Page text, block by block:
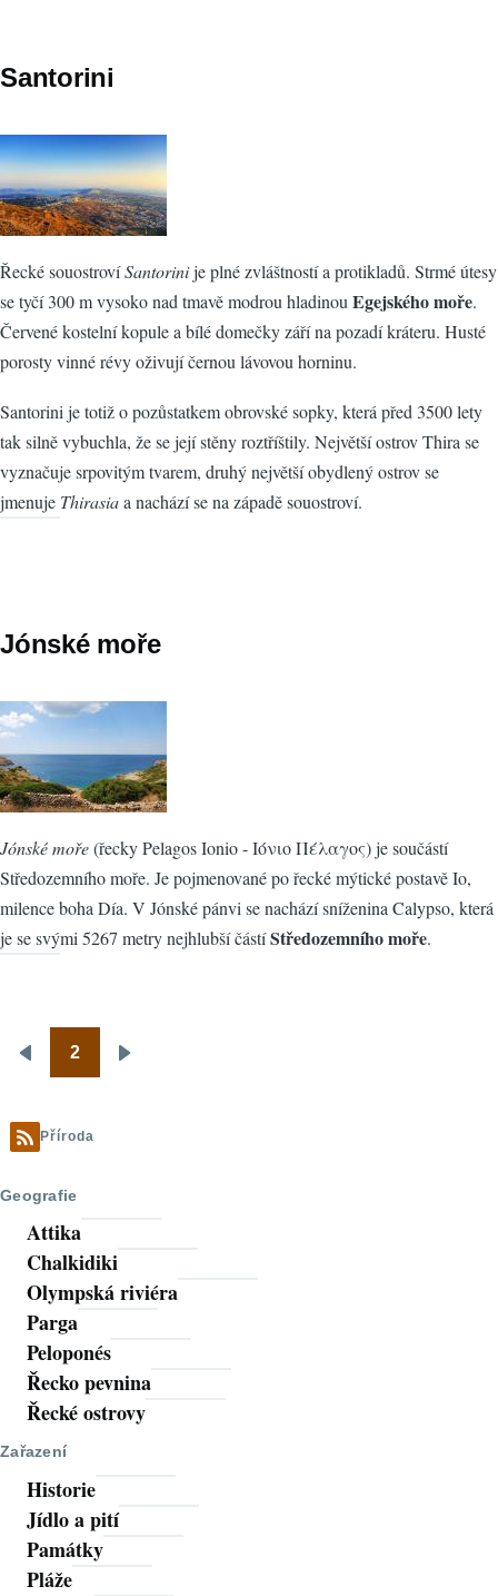
Santorini
Řecké souostrovíSantorinije plné zvláštností a protikladů. Strmé útesy
se tyčí 300 m vysoko nad tmavě modrou hladinouEgejského moře.
Červené kostelní kopule a bílé domečky září na pozadí kráteru. Husté
porosty vinné révy oživují černou lávovou horninu.
Santorini je totiž o pozůstatkem obrovské sopky, která před 3500 lety
tak silně vybuchla, že se její stěny roztříštily. Největší ostrov Thira se
vyznačuje srpovitým tvarem, druhý největší obydlený ostrov se
jmenuje Thirasiaa nachází se na západě souostroví.
Jónské moře
Jónské moře(řecky Pelagos Ionio - Ιόνιο Πέλαγος) je součástí
Středozemního moře. Je pojmenované po řecké mýtické postavě Io,
milence boha Día. V Jónské pánvi se nachází sníženina Calypso, která
je se svými 5267 metry nejhlubší částíStředozemního moře.
Pagination
Předchozí
2
Příroda
Geografie
Attika
Chalkidiki
Olympská riviéra
Parga
Peloponés
Řecko pevnina
Řecké ostrovy
Zařazení
Historie
Jídlo a pití
Památky
Pláže